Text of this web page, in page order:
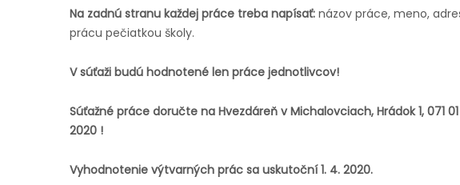
Na zadnú stranu každej práce treba napísať: názov práce, meno,
prácu pečiatkou školy.
V súťaži budú hodnotené len práce jednotlivcov!
Súťažné práce doručte na Hvezdáreň v Michalovciach, Hrádok 1, 071
2020 !
Vyhodnotenie výtvarných prác sa uskutoční 1. 4. 2020.